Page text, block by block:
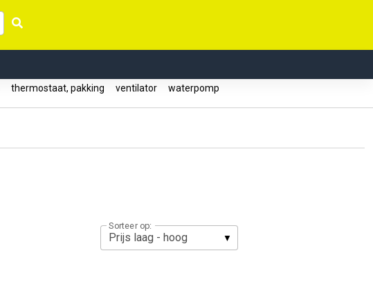
thermostaat, pakking ventilator waterpomp
Sorteer op: